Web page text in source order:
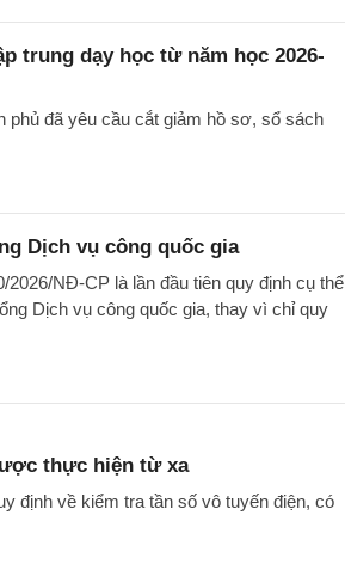
trung dạy học từ năm học 2026-
phủ đã yêu cầu cắt giảm hồ sơ, sổ sách
Dịch vụ công quốc gia
NĐ-CP là lần đầu tiên quy định cụ thể
Dịch vụ công quốc gia, thay vì chỉ quy
thực hiện từ xa
định về kiểm tra tần số vô tuyến điện, có